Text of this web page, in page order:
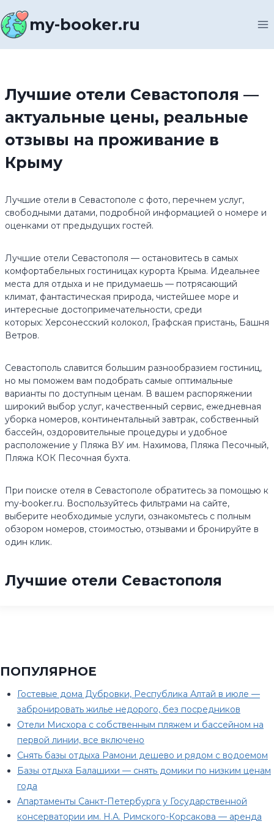
к
содержимомуmy-booker.ru
Лучшие отели Севастополя —
актуальные цены, реальные
отзывы на проживание в
Крыму
Лучшие отели в Севастополе с фото, перечнем услуг,
свободными датами, подробной информацией о номере и
оценками от предыдущих гостей.
Лучшие отели Севастополя — остановитесь в самых
комфортабельных гостиницах курорта Крыма. Идеальнее
места для отдыха и не придумаешь — потрясающий
климат, фантастическая природа, чистейшее море и
интересные достопримечательности, среди
которых: Херсонесский колокол, Графская пристань, Башня
Ветров.
Севастополь славится большим разнообразием гостиниц,
но мы поможем вам подобрать самые оптимальные
варианты по доступным ценам. В вашем распоряжении
широкий выбор услуг, качественный сервис, ежедневная
уборка номеров, континентальный завтрак, собственный
бассейн, оздоровительные процедуры и удобное
расположение у Пляжа ВУ им. Нахимова, Пляжа Песочный,
Пляжа КОК Песочная бухта.
При поиске отеля в Севастополе обратитесь за помощью к
my-booker.ru. Воспользуйтесь фильтрами на сайте,
выберите необходимые услуги, ознакомьтесь с полным
обзором номеров, стоимостью, отзывами и бронируйте в
один клик.
Лучшие отели Севастополя
ПОПУЛЯРНОЕ
Гостевые дома Дубровки, Республика Алтай в июле —
забронировать жилье недорого, без посредников
Отели Мисхора с собственным пляжем и бассейном на
первой линии, все включено
Снять базы отдыха Рамони дешево и рядом с водоемом
Базы отдыха Балашихи — снять домики по низким ценам
года
Апартаменты Санкт-Петербурга у Государственной
консерватории им. Н.А. Римского-Корсакова — аренда